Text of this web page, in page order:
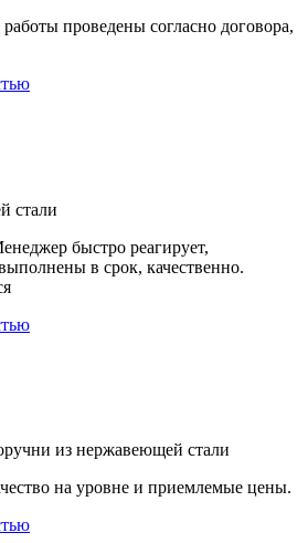
проведены согласно договора,
стали
быстро реагирует,
в срок, качественно.
из нержавеющей стали
на уровне и приемлемые цены.